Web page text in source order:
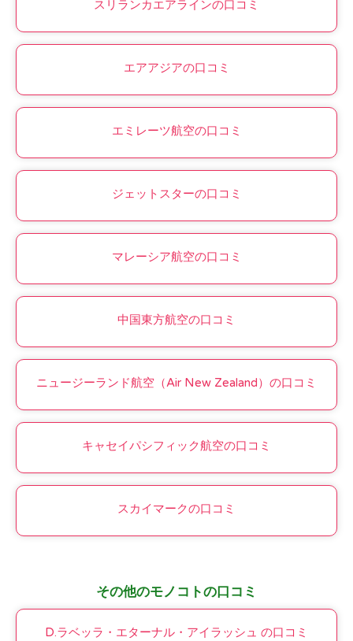
スリランカエアラインの口コミ
エアアジアの口コミ
エミレーツ航空の口コミ
ジェットスターの口コミ
マレーシア航空の口コミ
中国東方航空の口コミ
ニュージーランド航空（Air New Zealand）の口コミ
キャセイパシフィック航空の口コミ
スカイマークの口コミ
その他のモノコトの口コミ
D.ラベッラ・エターナル・アイラッシュ の口コミ